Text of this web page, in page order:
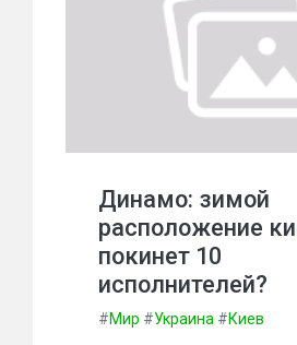
Динамо: зимой
расположение
покинет 10
исполнителей?
#Мир #Украина #Киев